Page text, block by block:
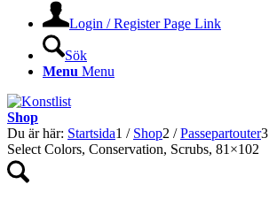
Login / Register Page Link
Sök
Menu Menu
Shop
Du är här: Startsida1 / Shop2 / Passepartouter3
Select Colors, Conservation, Scrubs, 81×102